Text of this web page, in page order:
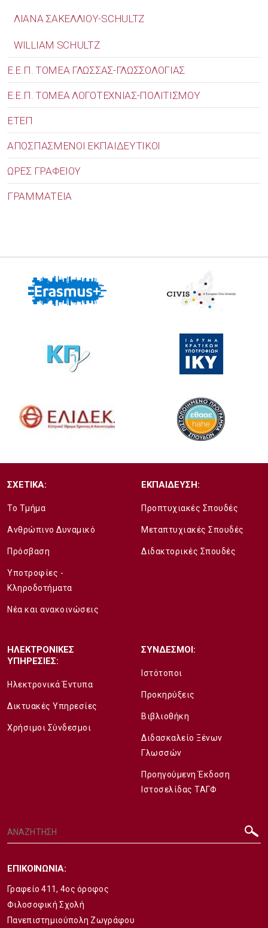
ΛΙΑΝΑ ΣΑΚΕΛΛΙΟΥ-SCHULTZ
WILLIAM SCHULTZ
Ε.Ε.Π. ΤΟΜΕΑ ΓΛΩΣΣΑΣ-ΓΛΩΣΣΟΛΟΓΙΑΣ
Ε.Ε.Π. ΤΟΜΕΑ ΛΟΓΟΤΕΧΝΙΑΣ-ΠΟΛΙΤΙΣΜΟΥ
ΕΤΕΠ
ΑΠΟΣΠΑΣΜΕΝΟΙ ΕΚΠΑΙΔΕΥΤΙΚΟΙ
ΩΡΕΣ ΓΡΑΦΕΙΟΥ
ΓΡΑΜΜΑΤΕΙΑ
ΣΧΕΤΙΚΑ:
Το Τμήμα
Ανθρώπινο Δυναμικό
Πρόσβαση
Υποτροφίες -
Κληροδοτήματα
Νέα και ανακοινώσεις
ΕΚΠΑΙΔΕΥΣΗ:
Προπτυχιακές Σπουδές
Μεταπτυχιακές Σπουδές
Διδακτορικές Σπουδές
ΗΛΕΚΤΡΟΝΙΚΕΣ
ΥΠΗΡΕΣΙΕΣ:
Ηλεκτρονικά Έντυπα
Δικτυακές Υπηρεσίες
Χρήσιμοι Σύνδεσμοι
ΣΥΝΔΕΣΜΟΙ:
Ιστότοποι
Προκηρύξεις
Βιβλιοθήκη
Διδασκαλείο Ξένων
Γλωσσών
Προηγούμενη Έκδοση
Ιστοσελίδας ΤΑΓΦ
ΕΠΙΚΟΙΝΩΝΙΑ:
Γραφείο 411, 4ος όροφος
Φιλοσοφική Σχολή
Πανεπιστημιούπολη Ζωγράφου